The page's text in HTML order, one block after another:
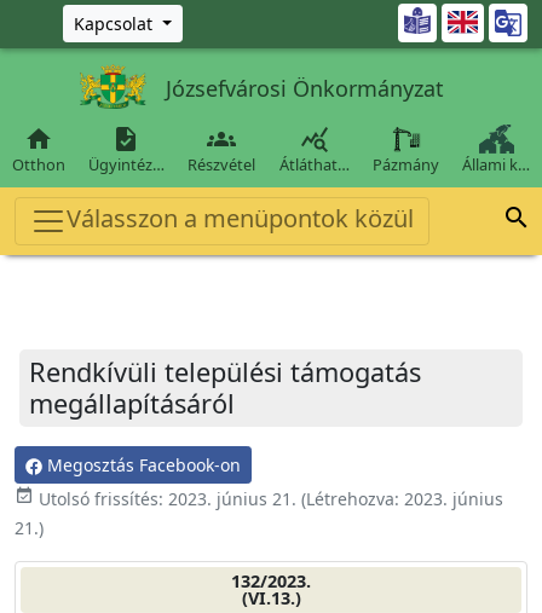
Ugrás a fő tartalomra
Kapcsolat 
Józsefvárosi Önkormányzat

Otthon

Ügyintéz…

Részvétel

Átláthat… Pázmány Állami k…
Válasszon a menüpontok közül 
Rendkívüli települési támogatás
megállapításáról
Megosztás Facebook-on
event_available Utolsó frissítés: 2023. június 21. (Létrehozva: 2023. június
21.)
132/2023.
(VI.13.)